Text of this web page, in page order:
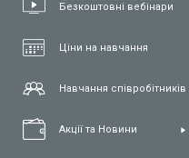
Безкоштовні вебінари
Ціни на навчання
Навчання співробітників
Акції та Новини